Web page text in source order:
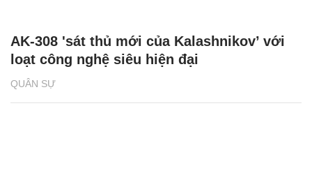
QUÂN SỰ
AK-308 'sát thủ mới của Kalashnikov’ với
loạt công nghệ siêu hiện đại